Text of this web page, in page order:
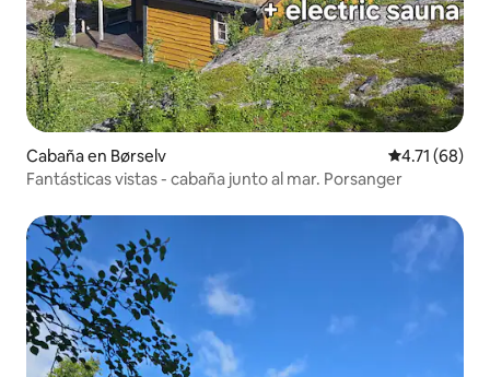
Cabaña en Børselv Calificación
4.71 (68)
Fantásticas vistas - cabaña junto al mar. Porsanger